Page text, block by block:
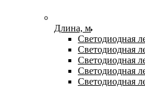
Длина, м
Светодиодная
Светодиодная
Светодиодная
Светодиодная
Светодиодная